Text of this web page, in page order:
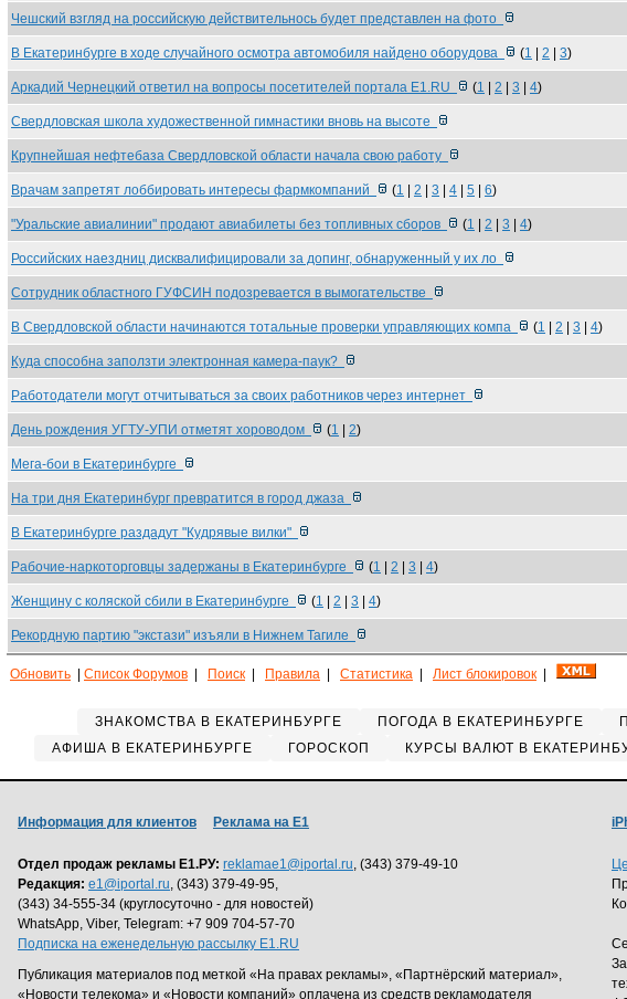
Чешский взгляд на российскую действительнось будет представлен на фото
В Екатеринбурге в ходе случайного осмотра автомобиля найдено оборудова (1 2 3)
Аркадий Чернецкий ответил на вопросы посетителей портала Е1.RU (1 2 3 4)
Свердловская школа художественной гимнастики вновь на высоте
Крупнейшая нефтебаза Свердловской области начала свою работу
Врачам запретят лоббировать интересы фармкомпаний (1 2 3 4 5 6)
"Уральские авиалинии" продают авиабилеты без топливных сборов (1 2 3 4)
Российских наездниц дисквалифицировали за допинг, обнаруженный у их ло
Сотрудник областного ГУФСИН подозревается в вымогательстве
В Свердловской области начинаются тотальные проверки управляющих компа (1 2 3 4)
Куда способна заползти электронная камера-паук?
Работодатели могут отчитываться за своих работников через интернет
День рождения УГТУ-УПИ отметят хороводом (1 2)
Мега-бои в Екатеринбурге
На три дня Екатеринбург превратится в город джаза
В Екатеринбурге раздадут "Кудрявые вилки"
Рабочие-наркоторговцы задержаны в Екатеринбурге (1 2 3 4)
Женщину с коляской сбили в Екатеринбурге (1 2 3 4)
Рекордную партию "экстази" изъяли в Нижнем Тагиле
Обновить Список Форумов Поиск Правила Статистика Лист блокировок
ЗНАКОМСТВА В ЕКАТЕРИНБУРГЕ ПОГОДА В ЕКАТЕРИНБУРГЕ
АФИША В ЕКАТЕРИНБУРГЕ
ГОРОСКОП КУРСЫ ВАЛЮТ В
Информация для клиентов Реклама на Е1
Отдел продаж рекламы Е1.РУ: reklamae1@iportal.ru, (343) 379-49-10
Редакция: e1@iportal.ru, (343) 379-49-95,
(343) 34-555-34 (круглосуточно - для новостей)
WhatsApp, Viber, Telegram: +7 909 704-57-70
Подписка на еженедельную рассылку E1.RU
Публикация материалов под меткой «На правах рекламы», «Партнёрский материал»,
«Новости телекома» и «Новости компаний» оплачена из средств рекламодателя